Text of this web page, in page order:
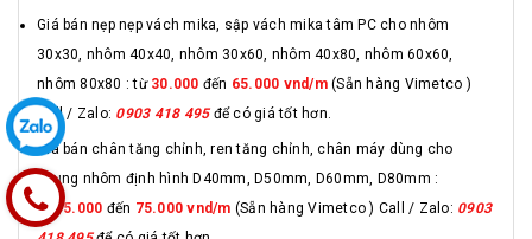
Giá bán nẹp nẹp vách mika, sập vách mika tâm PC cho nhôm
30x30, nhôm 40x40, nhôm 30x60, nhôm 40x80, nhôm 60x60,
nhôm 80x80 : từ 30.000 đến 65.000 vnd/m(Sẵn hàng Vimetco )
Call / Zalo: 0903 418 495để có giá tốt hơn.
Giá bán chân tăng chỉnh, ren tăng chỉnh, chân máy dùng cho
khung nhôm định hình D40mm, D50mm, D60mm, D80mm :
từ15.000 đến 75.000 vnd/m (Sẵn hàng Vimetco ) Call / Zalo: 0903